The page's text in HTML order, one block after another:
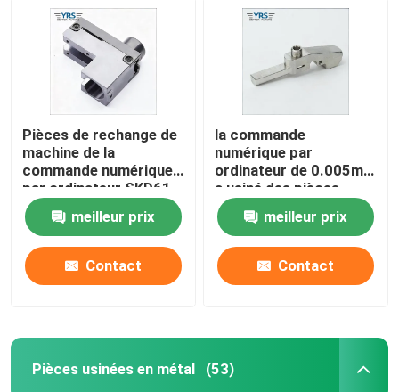
Pièces de rechange de
machine de la
commande numérique
par ordinateur SKD61
meilleur prix
Contact
la commande
numérique par
ordinateur de 0.005mm
a usiné des pièces
meilleur prix
Contact
Pièces usinées en métal (53)